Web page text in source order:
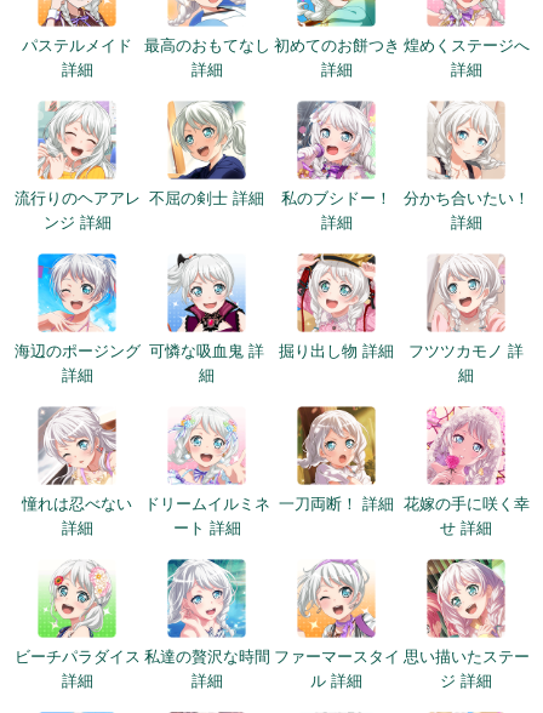
パステルメイド
詳細
最高のおもてなし
詳細
初めてのお餅つき
詳細
煌めくステージへ
詳細
流行りのヘアアレ
ンジ 詳細
不屈の剣士 詳細
私のブシドー！
詳細
分かち合いたい！
詳細
海辺のポージング
詳細
可憐な吸血鬼 詳
細
掘り出し物 詳細
フツツカモノ 詳
細
憧れは忍べない
詳細
ドリームイルミネ
ート 詳細
一刀両断！ 詳細 花嫁の手に咲く幸
せ 詳細
ビーチパラダイス
詳細
私達の贅沢な時間
詳細
ファーマースタイ
ル 詳細
思い描いたステー
ジ 詳細